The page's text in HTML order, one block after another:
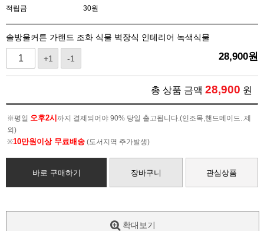
적립금 30원
솔방울커튼 가랜드 조화 식물 벽장식 인테리어 녹색식물
+1 -1 28,900원
총 상품 금액 28,900 원
※평일 오후2시 까지 결제되어야 90% 당일 출고됩니다.(인조목,핸드메이드..제
외)
※10만원이상 무료배송 (도서지역 추가발생)
바로 구매하기 장바구니 관심상품
확대보기